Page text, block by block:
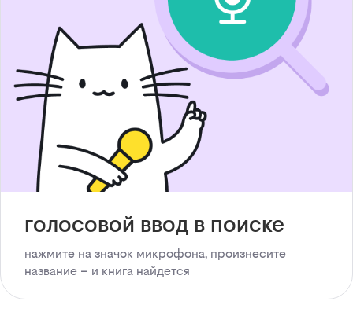
голосовой ввод в поиске
нажмите на значок микрофона, произнесите
название – и книга найдется